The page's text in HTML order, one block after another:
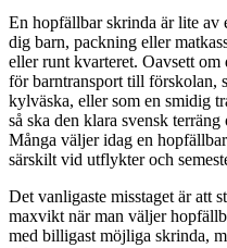
En hopfällbar skrinda är lite av
dig barn, packning eller
eller runt kvarteret. Oavsett
för barntransport till förskolan,
kylväska, eller som en smidig
så ska den klara svensk
Många väljer idag en
särskilt vid utflykter och
Det vanligaste misstaget är att
maxvikt när man väljer
med billigast möjliga skrinda,